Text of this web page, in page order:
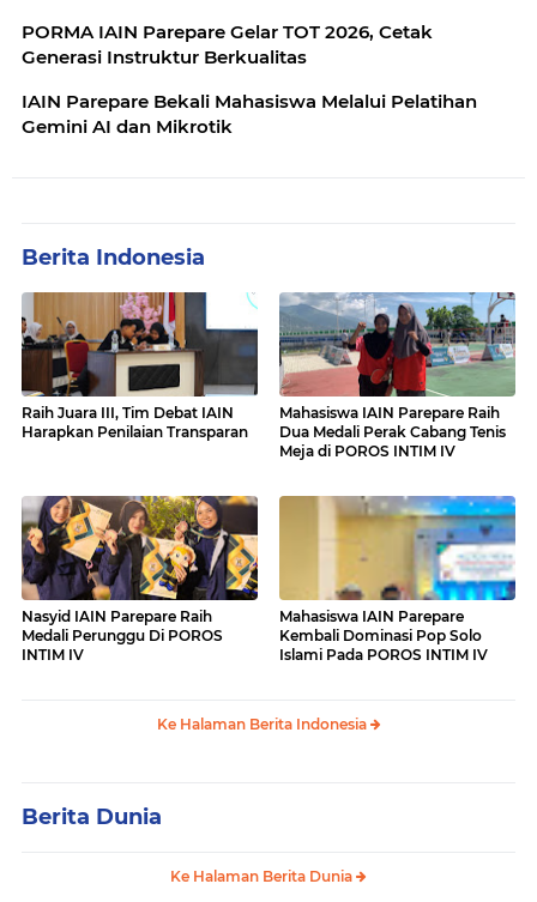
PORMA IAIN Parepare Gelar TOT 2026, Cetak
Generasi Instruktur Berkualitas
IAIN Parepare Bekali Mahasiswa Melalui Pelatihan
Gemini AI dan Mikrotik
Berita Indonesia
Raih Juara III, Tim Debat IAIN
Harapkan Penilaian Transparan
Mahasiswa IAIN Parepare Raih
Dua Medali Perak Cabang Tenis
Meja di POROS INTIM IV
Nasyid IAIN Parepare Raih
Medali Perunggu Di POROS
INTIM IV
Mahasiswa IAIN Parepare
Kembali Dominasi Pop Solo
Islami Pada POROS INTIM IV
Ke Halaman Berita Indonesia
Berita Dunia
Ke Halaman Berita Dunia